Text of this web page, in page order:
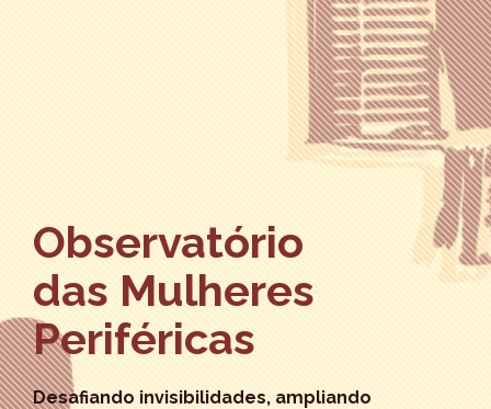
Observatório
das Mulheres
Periféricas
Desafiando invisibilidades, ampliando